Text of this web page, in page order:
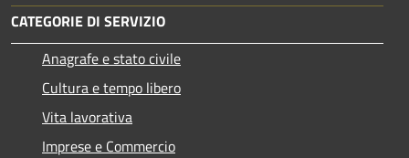
CATEGORIE DI SERVIZIO
Anagrafe e stato civile
Cultura e tempo libero
Vita lavorativa
Imprese e Commercio